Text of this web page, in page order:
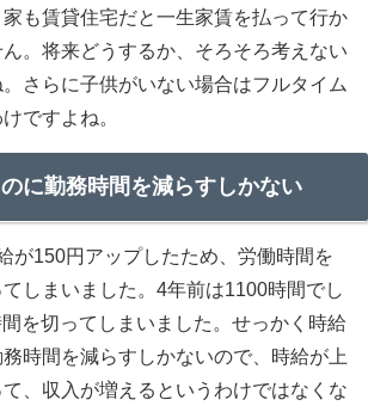
も賃貸住宅だと一生家賃を払って行か
。将来どうするか、そろそろ考えない
さらに子供がいない場合はフルタイム
ですよね。
に勤務時間を減らすしかない
が150円アップしたため、労働時間を
しまいました。4年前は1100時間でし
を切ってしまいました。せっかく時給
時間を減らすしかないので、時給が上
、収入が増えるというわけではなくな